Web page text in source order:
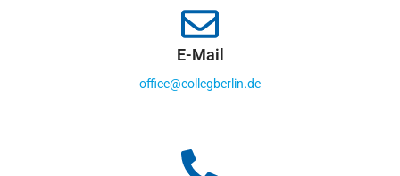
E-Mail
office@collegberlin.de